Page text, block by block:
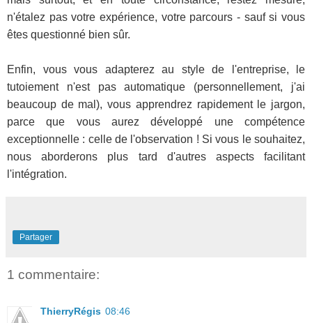
n'étalez pas votre expérience, votre parcours - sauf si vous
êtes questionné bien sûr.
Enfin, vous vous adapterez au style de l'entreprise, le
tutoiement n'est pas automatique (personnellement, j'ai
beaucoup de mal), vous apprendrez rapidement le jargon,
parce que vous aurez développé une compétence
exceptionnelle : celle de l'observation ! Si vous le souhaitez,
nous aborderons plus tard d'autres aspects facilitant
l'intégration.
Partager
1 commentaire:
ThierryRégis 08:46